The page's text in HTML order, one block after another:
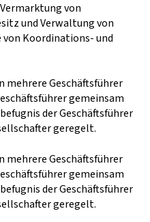
von
und Verwaltung von
Koordinations- und
mehrere Geschäftsführer
gemeinsam
der Geschäftsführer
geregelt.
mehrere Geschäftsführer
gemeinsam
der Geschäftsführer
geregelt.